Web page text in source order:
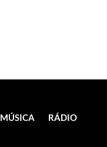
MÚSICA RÁDIO